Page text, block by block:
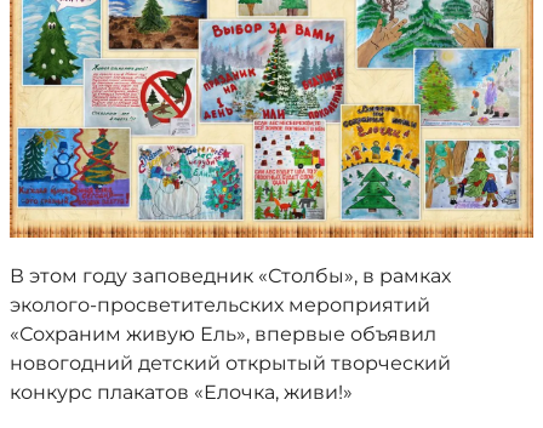
В этом году заповедник «Столбы», в рамках
эколого-просветительских мероприятий
«Сохраним живую Ель», впервые объявил
новогодний детский открытый творческий
конкурс плакатов «Елочка, живи!»